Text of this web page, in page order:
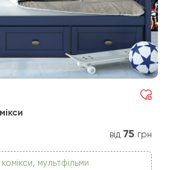
від 75 грн
комікси, мультфільми